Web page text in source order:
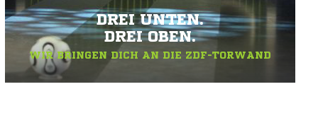
DREI UNTEN.
DREI OBEN.
WIR BRINGEN DICH AN DIE ZDF-TORWAND